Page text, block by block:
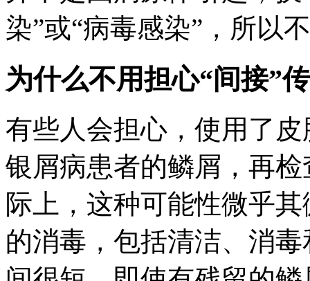
染”或“病毒感染”，所以
为什么不用担心“间接”
有些人会担心，使用了
银屑病患者的鳞屑，再
际上，这种可能性微乎
的消毒，包括清洁、消